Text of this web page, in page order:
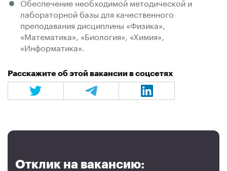
лабораторной базы для качественного
преподавания дисциплины «Физика»,
«Математика», «Биология», «Химия»,
«Информатика».
Расскажите об этой вакансии в соцсетях
Отклик на вакансию: